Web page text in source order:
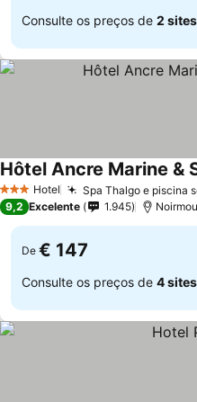
Consulte os preços de 2 sites
3 EstrelasHotel Spa Thalgo e piscina
Hôtel Ancre Marine &
9,2 Excelente 1.945
De € 147
Consulte os preços de 4 sites